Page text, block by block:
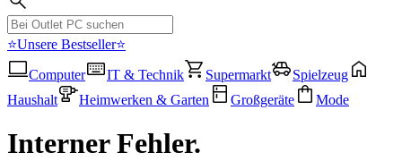
⭐Unsere Bestseller⭐
Computer
IT & Technik Supermarkt
Spielzeug
Haushalt
Heimwerken & Garten Großgeräte Mode
Interner Fehler.